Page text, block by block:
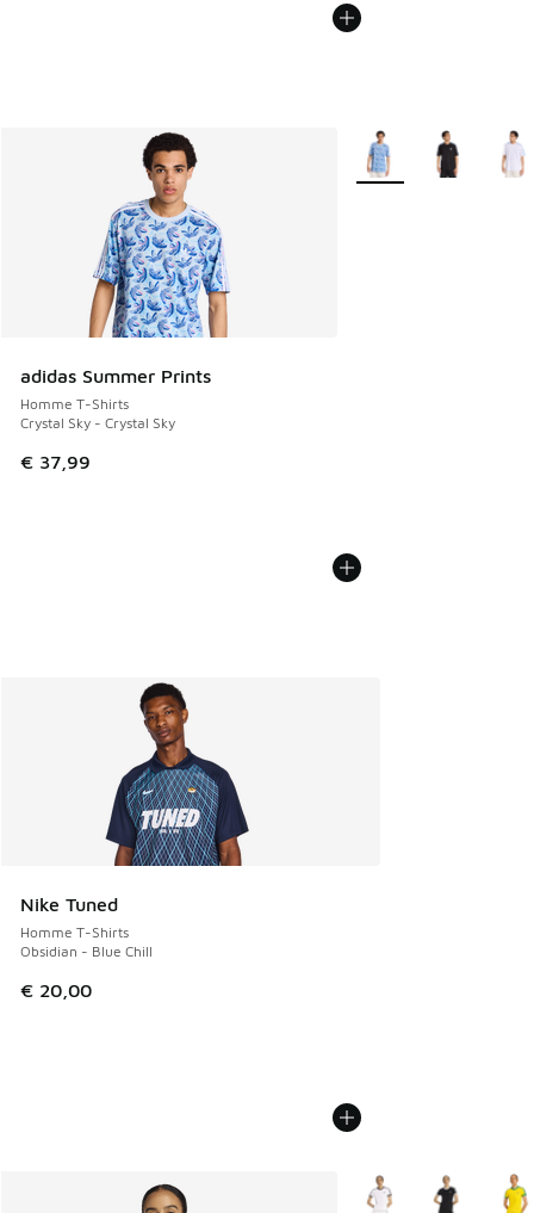
adidas Summer Prints
Homme T-Shirts
Crystal Sky - Crystal Sky
€ 37,99
Plus de couleurs
Nike Tuned
Homme T-Shirts
Obsidian - Blue Chill
€ 20,00
Plus de couleurs